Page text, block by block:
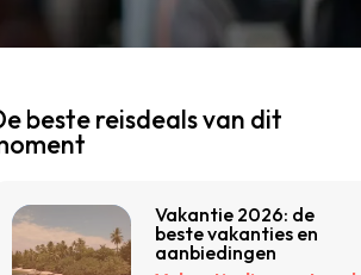
beste reisdeals van dit
Vakantie 2026: de
beste vakanties en
aanbiedingen